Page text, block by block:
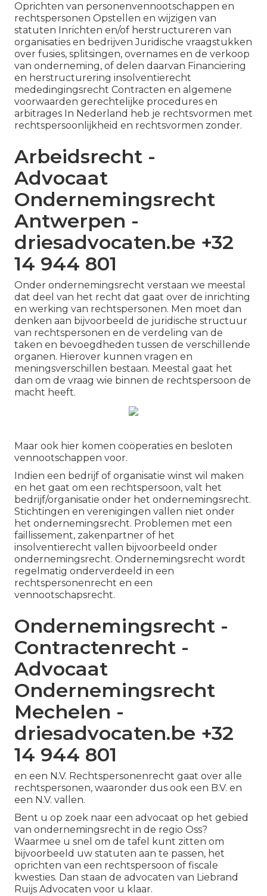
Oprichten van personenvennootschappen en
rechtspersonen Opstellen en wijzigen van
statuten Inrichten en/of herstructureren van
organisaties en bedrijven Juridische vraagstukken
over fusies, splitsingen, overnames en de verkoop
van onderneming, of delen daarvan Financiering
en herstructurering insolventierecht
mededingingsrecht Contracten en algemene
voorwaarden gerechtelijke procedures en
arbitrages In Nederland heb je rechtsvormen met
rechtspersoonlijkheid en rechtsvormen zonder.
Arbeidsrecht -
Advocaat
Ondernemingsrecht
Antwerpen -
driesadvocaten.be +32
14 944 801
Onder ondernemingsrecht verstaan we meestal
dat deel van het recht dat gaat over de inrichting
en werking van rechtspersonen. Men moet dan
denken aan bijvoorbeeld de juridische structuur
van rechtspersonen en de verdeling van de
taken en bevoegdheden tussen de verschillende
organen. Hierover kunnen vragen en
meningsverschillen bestaan. Meestal gaat het
dan om de vraag wie binnen de rechtspersoon de
macht heeft.
Maar ook hier komen coöperaties en besloten
vennootschappen voor.
Indien een bedrijf of organisatie winst wil maken
en het gaat om een rechtspersoon, valt het
bedrijf/organisatie onder het ondernemingsrecht.
Stichtingen en verenigingen vallen niet onder
het ondernemingsrecht. Problemen met een
faillissement, zakenpartner of het
insolventierecht vallen bijvoorbeeld onder
ondernemingsrecht. Ondernemingsrecht wordt
regelmatig onderverdeeld in een
rechtspersonenrecht en een
vennootschapsrecht.
Ondernemingsrecht -
Contractenrecht -
Advocaat
Ondernemingsrecht
Mechelen -
driesadvocaten.be +32
14 944 801
en een N.V. Rechtspersonenrecht gaat over alle
rechtspersonen, waaronder dus ook een B.V. en
een N.V. vallen.
Bent u op zoek naar een advocaat op het gebied
van ondernemingsrecht in de regio Oss?
Waarmee u snel om de tafel kunt zitten om
bijvoorbeeld uw statuten aan te passen, het
oprichten van een rechtspersoon of fiscale
kwesties. Dan staan de advocaten van Liebrand
Ruijs Advocaten voor u klaar.